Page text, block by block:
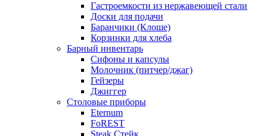
Гастроемкости из нержавеющей стали
Доски для подачи
Баранчики (Клоше)
Корзинки для хлеба
Барный инвентарь
Сифоны и капсулы
Молочник (питчер/джаг)
Гейзеры
Джиггер
Столовые приборы
Eternum
FoREST
Steak Стейк